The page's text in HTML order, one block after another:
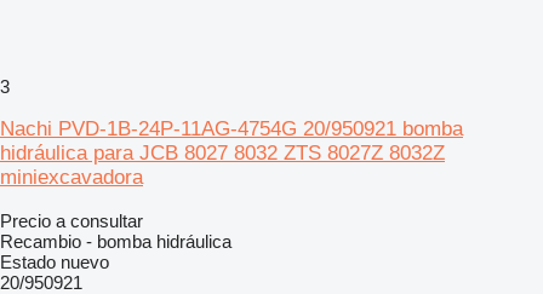
3
Nachi PVD-1B-24P-11AG-4754G 20/950921 bomba
hidráulica para JCB 8027 8032 ZTS 8027Z 8032Z
miniexcavadora
Precio a consultar
Recambio - bomba hidráulica
Estado nuevo
20/950921